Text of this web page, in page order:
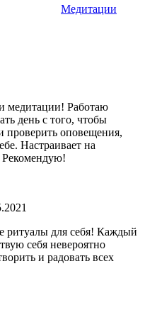
Медитации
медитации! Работаю
день с того, чтобы
проверить оповещения,
Настраивает на
Рекомендую!
ритуалы для себя! Каждый
себя невероятно
и радовать всех